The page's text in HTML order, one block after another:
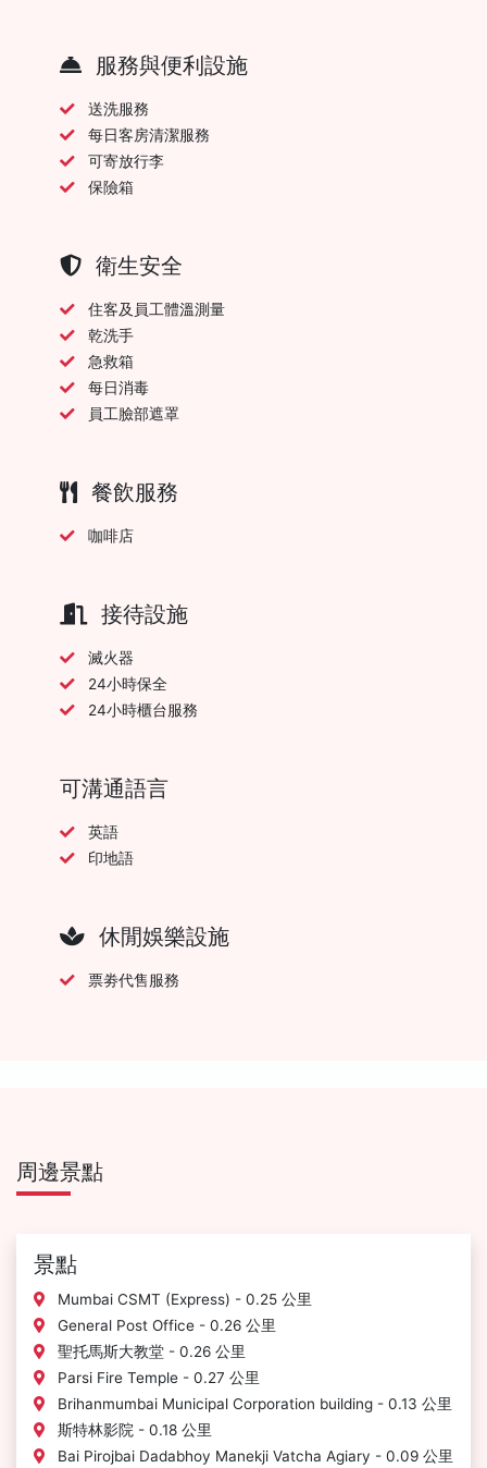
服務與便利設施
送洗服務
每日客房清潔服務
可寄放行李
保險箱
衛生安全
住客及員工體溫測量
乾洗手
急救箱
每日消毒
員工臉部遮罩
餐飲服務
咖啡店
接待設施
滅火器
24小時保全
24小時櫃台服務
可溝通語言
英語
印地語
休閒娛樂設施
票劵代售服務
周邊景點
景點
Mumbai CSMT (Express) - 0.25 公里
General Post Office - 0.26 公里
聖托馬斯大教堂 - 0.26 公里
Parsi Fire Temple - 0.27 公里
Brihanmumbai Municipal Corporation building - 0.13 公里
斯特林影院 - 0.18 公里
Bai Pirojbai Dadabhoy Manekji Vatcha Agiary - 0.09 公里